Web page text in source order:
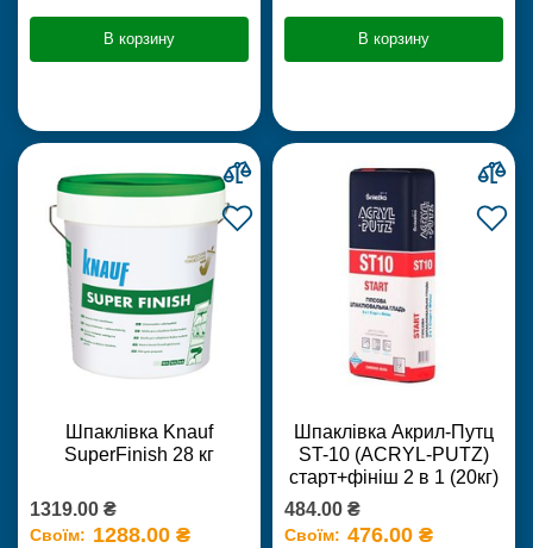
В корзину В корзину
Шпаклівка Knauf
SuperFinish 28 кг
1319.00 ₴
Своїм: 1288.00 ₴
Шпаклівка Акрил-Путц
ST-10 (ACRYL-PUTZ)
старт+фініш 2 в 1 (20кг)
484.00 ₴
Своїм: 476.00 ₴